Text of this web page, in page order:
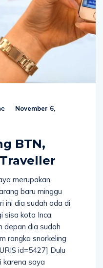
November 6,
BTN,
merupakan
baru minggu
ini dia sudah ada di
sisa kota Inca.
depan dia sudah
rangka snorkeling
id=5427] Dulu
karena saya